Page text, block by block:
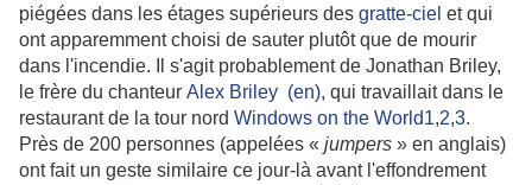
piégées dans les étages supérieurs des gratte-ciel et qui
ont apparemment choisi de sauter plutôt que de mourir
dans l'incendie. Il s'agit probablement de Jonathan Briley,
le frère du chanteur Alex Briley (en), qui travaillait dans le
restaurant de la tour nord Windows on the World1,2,3.
Près de 200 personnes (appelées « jumpers » en anglais)
ont fait un geste similaire ce jour-là avant l'effondrement